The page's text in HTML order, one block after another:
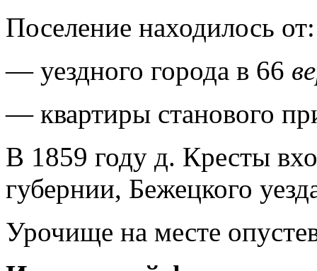
Поселение находилось от:
— уездного города в 66
— квартиры станового
В 1859 году д. Кресты
губернии, Бежецкого
Урочище на месте